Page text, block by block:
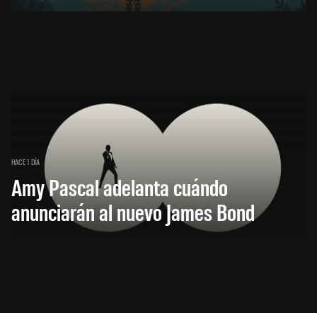
HACE 1 DÍA
Amy Pascal adelanta cuándo
anunciarán al nuevo James Bond